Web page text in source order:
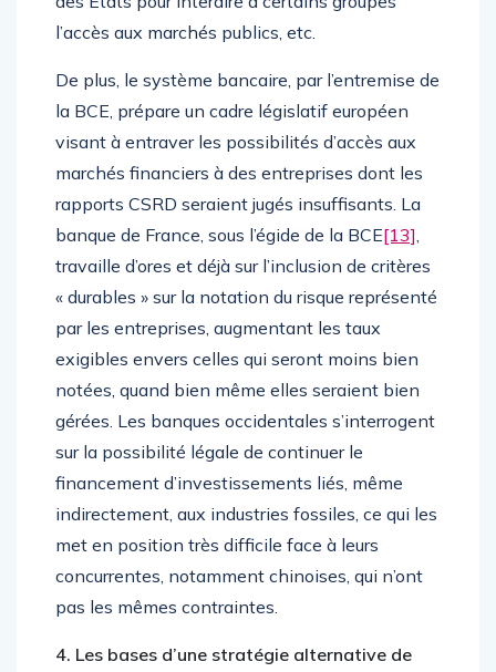
l’accès aux marchés publics, etc.
De plus, le système bancaire, par l’entremise de
la BCE, prépare un cadre législatif européen
visant à entraver les possibilités d’accès aux
marchés financiers à des entreprises dont les
rapports CSRD seraient jugés insuffisants. La
banque de France, sous l’égide de la BCE[13]
travaille d’ores et déjà sur l’inclusion de critères
« durables » sur la notation du risque représenté
par les entreprises, augmentant les taux
exigibles envers celles qui seront moins bien
notées, quand bien même elles seraient bien
gérées. Les banques occidentales s’interrogent
sur la possibilité légale de continuer le
financement d’investissements liés, même
indirectement, aux industries fossiles, ce qui les
met en position très difficile face à leurs
concurrentes, notamment chinoises, qui n’ont
pas les mêmes contraintes.
4. Les bases d’une stratégie alternative de